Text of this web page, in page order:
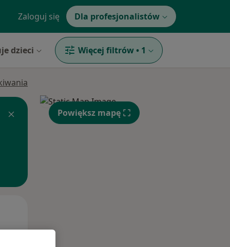
Zaloguj się Dla profesjonalistów
dzieci Więcej filtrów • 1
Powiększ mapę